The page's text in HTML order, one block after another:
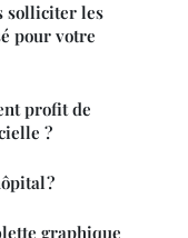
solliciter les
pour votre
profit de
?
?
graphique